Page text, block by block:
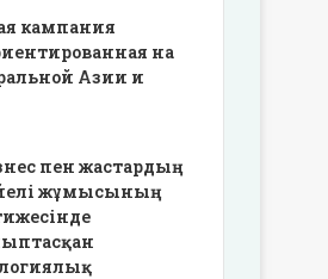
кампания
на
Азии и
пен жастардың
жұмысының